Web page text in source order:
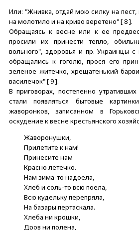
Или: "Жнивка, отдай мою силку на
на молотило и на криво веретено" [ 8 ].
Обращаясь к весне или к ее
просили их принести тепло,
вольного", здоровья и пр. Украинцы
обращались к гоголю, прося его
зеленое житечко, хрещатенький
василечок" [ 9 ].
В приговорах, постепенно
стали появляться бытовые
жаворонков, записанном в
оскудение к весне крестьянского
Жаворонушки,
Прилетите к нам!
Принесите нам
Красно летечко.
Нам зима-то надоела,
Хлеб и соль-то всю поела,
Всю кудельку перепряла,
На базары пертаскала.
Хлеба ни крошки,
Дров ни полена,